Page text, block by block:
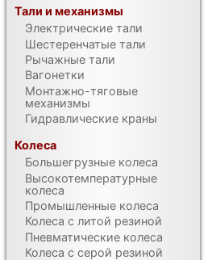
Тали и механизмы
Электрические тали
Шестеренчатые тали
Рычажные тали
Вагонетки
Монтажно-тяговые
механизмы
Гидравлические краны
Колеса
Большегрузные колеса
Высокотемпературные
колеса
Промышленные колеса
Колеса с литой резиной
Пневматические колеса
Колеса с серой резиной